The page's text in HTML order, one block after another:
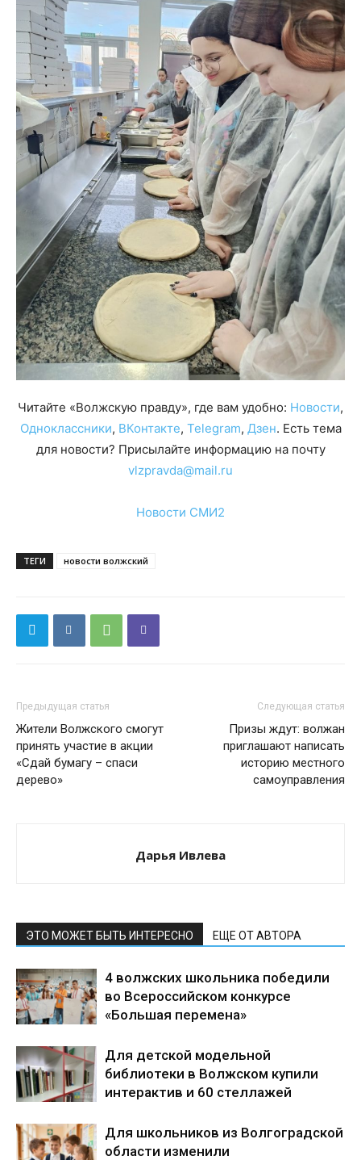
Читайте «Волжскую правду», где вам удобно: Новости,
Одноклассники, ВКонтакте, Telegram, Дзен. Есть тема
для новости? Присылайте информацию на почту
vlzpravda@mail.ru
Новости СМИ2
ТЕГИ новости волжский
Предыдущая статья
Жители Волжского смогут
принять участие в акции
«Сдай бумагу – спаси
дерево»
Следующая статья
Призы ждут: волжан
приглашают написать
историю местного
самоуправления
Дарья Ивлева
ЭТО МОЖЕТ БЫТЬ ИНТЕРЕСНО ЕЩЕ ОТ АВТОРА
4 волжских школьника победили
во Всероссийском конкурсе
«Большая перемена»
Для детской модельной
библиотеки в Волжском купили
интерактив и 60 стеллажей
Для школьников из Волгоградской
области изменили